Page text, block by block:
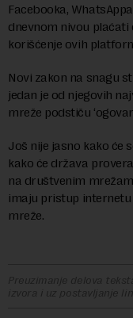
Facebooka,
dnevnom nivou plaćati
korišćenje ovih
Novi zakon na snagu
jedan je od njegovih
mreže podstiču
Još nije jasno kako će
kako će država
na društvenim
imaju pristup
mreže.
Preuzimanje delova
izvora i uz postavljanje